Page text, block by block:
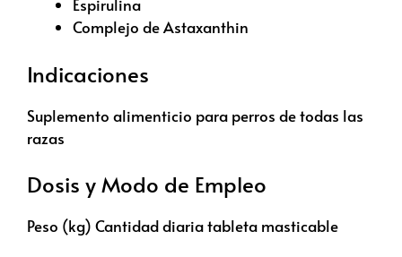
Espirulina
Complejo de Astaxanthin
Indicaciones
Suplemento alimenticio para perros de todas las
razas
Dosis y Modo de Empleo
Peso (kg) Cantidad diaria tableta masticable